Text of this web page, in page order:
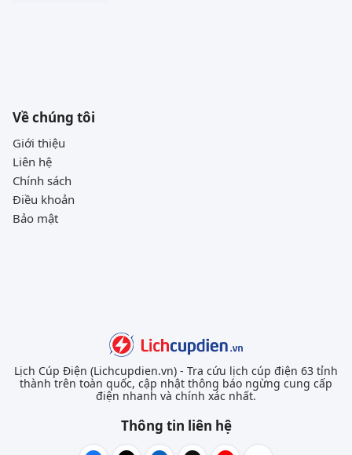
Về chúng tôi
Giới thiệu
Liên hệ
Chính sách
Điều khoản
Bảo mật
Lịch Cúp Điện (Lichcupdien.vn) - Tra cứu lịch cúp điện 63 tỉnh
thành trên toàn quốc, cập nhật thông báo ngừng cung cấp
điện nhanh và chính xác nhất.
Thông tin liên hệ